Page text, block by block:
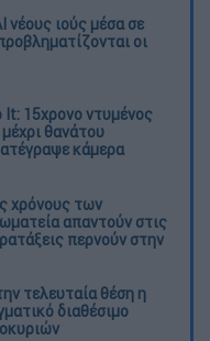
νέους ιούς μέσα σε
οι
15χρονο ντυμένος
θανάτου
κάμερα
χρόνους των
απαντούν στις
περνούν στην
τελευταία θέση η
διαθέσιμο